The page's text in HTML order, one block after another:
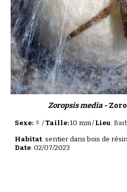
Zoropsis media -
Sexe: ♀/Taille:10 mm/Lieu:
Habitat: sentier dans bois de
Date:02/07/2023